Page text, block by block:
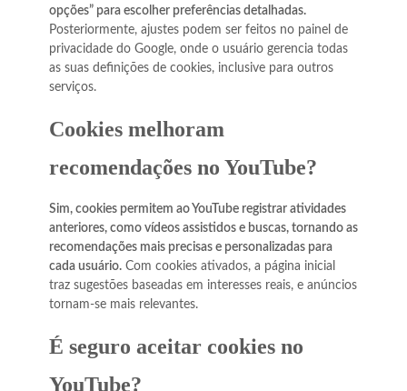
opções” para escolher preferências detalhadas.
Posteriormente, ajustes podem ser feitos no painel de
privacidade do Google, onde o usuário gerencia todas
as suas definições de cookies, inclusive para outros
serviços.
Cookies melhoram
recomendações no YouTube?
Sim, cookies permitem ao YouTube registrar atividades
anteriores, como vídeos assistidos e buscas, tornando as
recomendações mais precisas e personalizadas para
cada usuário.Com cookies ativados, a página inicial
traz sugestões baseadas em interesses reais, e anúncios
tornam-se mais relevantes.
É seguro aceitar cookies no
YouTube?